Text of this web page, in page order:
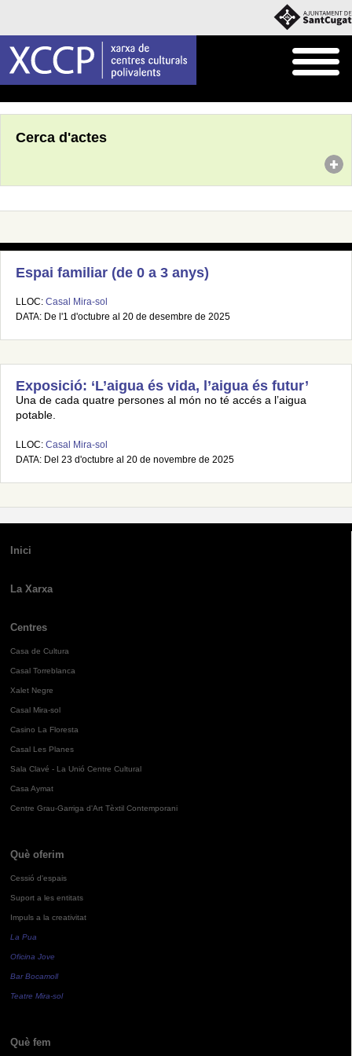
Cerca d'actes
Espai familiar (de 0 a 3 anys)
LLOC: Casal Mira-sol
DATA: De l'1 d'octubre al 20 de desembre de 2025
Exposició: ‘L’aigua és vida, l’aigua és futur’
Una de cada quatre persones al món no té accés a l’aigua
potable.
LLOC: Casal Mira-sol
DATA: Del 23 d'octubre al 20 de novembre de 2025
Inici
La Xarxa
Centres
Casa de Cultura
Casal Torreblanca
Xalet Negre
Casal Mira-sol
Casino La Floresta
Casal Les Planes
Sala Clavé - La Unió Centre Cultural
Casa Aymat
Centre Grau-Garriga d'Art Tèxtil Contemporani
Què oferim
Cessió d'espais
Suport a les entitats
Impuls a la creativitat
La Pua
Oficina Jove
Bar Bocamoll
Teatre Mira-sol
Què fem